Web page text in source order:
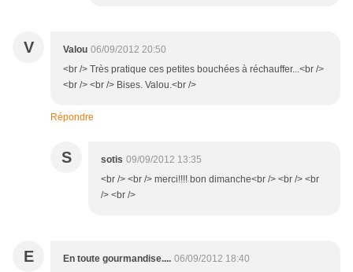
V Valou 06/09/2012 20:50
<br /> Très pratique ces petites bouchées à réchauffer...<br />
<br /> <br /> Bises. Valou.<br />
Répondre
S sotis 09/09/2012 13:35
<br /> <br /> merci!!!! bon dimanche<br /> <br /> <br
/> <br />
E En toute gourmandise.... 06/09/2012 18:40